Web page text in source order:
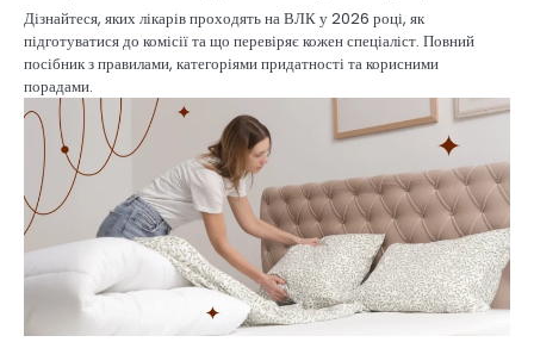
Дізнайтеся, яких лікарів проходять на ВЛК у 2026 році, як
підготуватися до комісії та що перевіряє кожен спеціаліст. Повний
посібник з правилами, категоріями придатності та корисними
порадами.